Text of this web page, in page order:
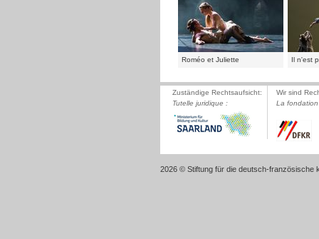
Roméo et Juliette Il n'est
Zuständige Rechtsaufsicht:
Tutelle juridique :
Wir sind
La
2026 © Stiftung für die deutsch-französische